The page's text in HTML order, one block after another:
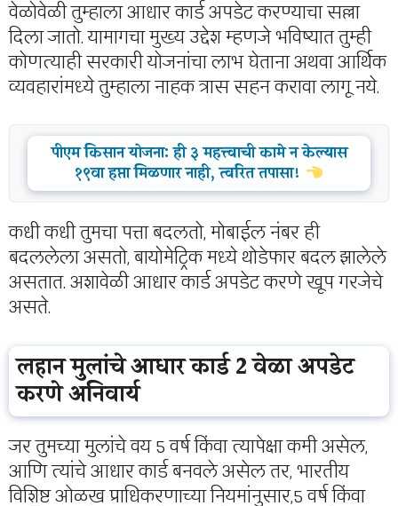
वेळोवेळी तुम्हाला आधार कार्ड अपडेट करण्याचा सल्ला
दिला जातो. यामागचा मुख्य उद्देश म्हणजे भविष्यात तुम्ही
कोणत्याही सरकारी योजनांचा लाभ घेताना अथवा आर्थिक
व्यवहारांमध्ये तुम्हाला नाहक त्रास सहन करावा लागू नये.
पीएम किसान योजना: ही ३ महत्त्वाची कामे न केल्यास
१९वा हप्ता मिळणार नाही, त्वरित तपासा!
कधी कधी तुमचा पत्ता बदलतो, मोबाईल नंबर ही
बदललेला असतो, बायोमेट्रिक मध्ये थोडेफार बदल झालेले
असतात. अशावेळी आधार कार्ड अपडेट करणे खूप गरजेचे
असते.
लहान मुलांचे आधार कार्ड 2 वेळा अपडेट
करणे अनिवार्य
जर तुमच्या मुलांचे वय 5 वर्ष किंवा त्यापेक्षा कमी असेल,
आणि त्यांचे आधार कार्ड बनवले असेल तर, भारतीय
विशिष्ट ओळख प्राधिकरणाच्या नियमांनुसार,5 वर्ष किंवा